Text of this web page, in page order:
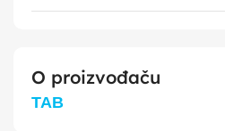
O proizvođaču
TAB